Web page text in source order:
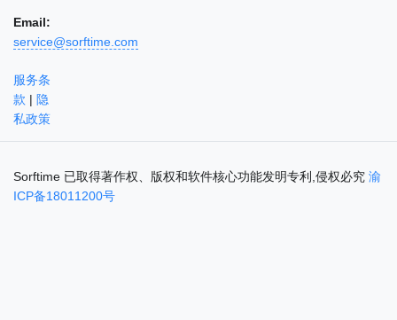
Email:
service@sorftime.com
服务条
款 | 隐
私政策
Sorftime 已取得著作权、版权和软件核心功能发明专利,侵权必究 渝
ICP备18011200号